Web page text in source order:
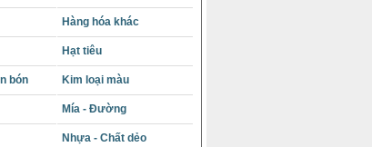
Hàng hóa khác
Hạt tiêu
bón Kim loại màu
Mía - Đường
Nhựa - Chất dẻo